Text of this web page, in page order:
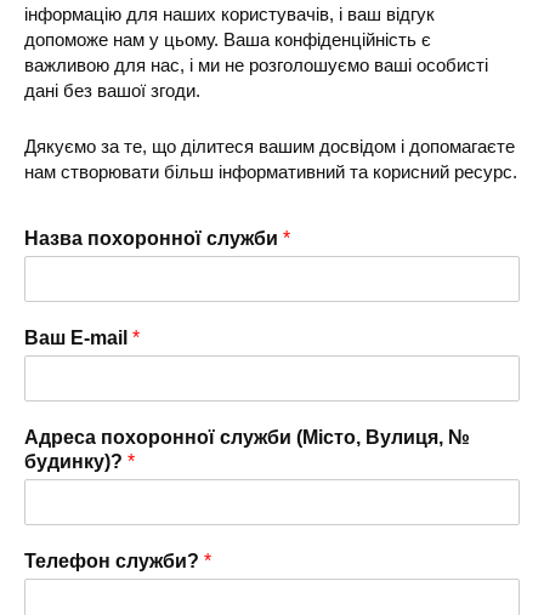
інформацію для наших користувачів, і ваш відгук
допоможе нам у цьому. Ваша конфіденційність є
важливою для нас, і ми не розголошуємо ваші особисті
дані без вашої згоди.
Дякуємо за те, що ділитеся вашим досвідом і допомагаєте
нам створювати більш інформативний та корисний ресурс.
Назва похоронної служби *
Ваш E-mail *
Адреса похоронної служби (Місто, Вулиця, №
будинку)? *
Телефон служби? *